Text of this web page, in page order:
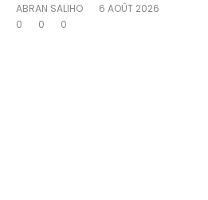
ABRAN SALIHO
6 AOÛT 2026
0
0 0